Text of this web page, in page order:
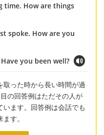
time. How are things
spoke. How are you
you been well?
った時から長い時間が過
の回答例はただその人が
ます。回答例は会話でも
す。